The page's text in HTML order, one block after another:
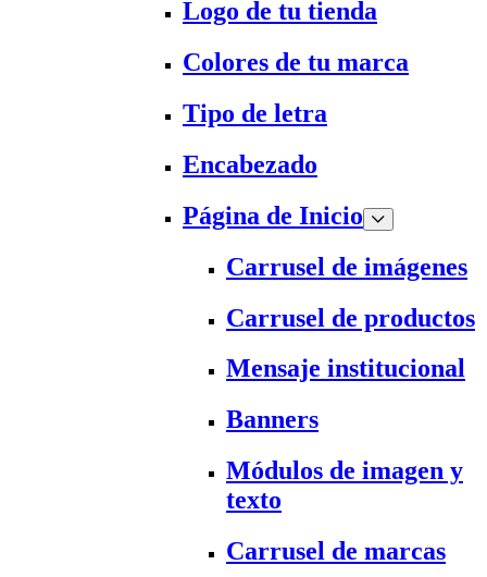
Logo de tu tienda
Colores de tu marca
Tipo de letra
Encabezado
Página de Inicio
Carrusel de imágenes
Carrusel de productos
Mensaje institucional
Banners
Módulos de imagen y
texto
Carrusel de marcas